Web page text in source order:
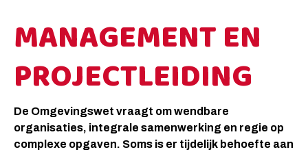
MANAGEMENT EN
PROJECTLEIDING
De Omgevingswet vraagt om wendbare
organisaties, integrale samenwerking en regie op
complexe opgaven. Soms is er tijdelijk behoefte aan